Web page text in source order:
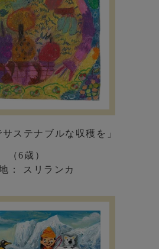
サステナブルな収穫を」
（6歳）
： スリランカ